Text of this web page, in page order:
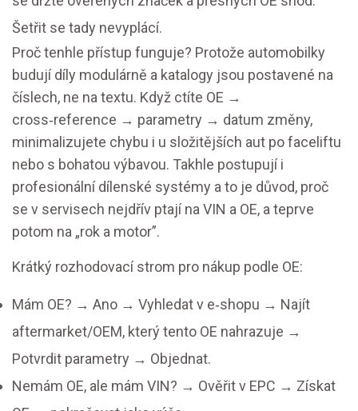
Šetřit se tady nevyplácí.
Proč tenhle přístup funguje? Protože automobilky
budují díly modulárně a katalogy jsou postavené na
číslech, ne na textu. Když ctíte OE →
cross‑reference → parametry → datum změny,
minimalizujete chybu i u složitějších aut po faceliftu
nebo s bohatou výbavou. Takhle postupují i
profesionální dílenské systémy a to je důvod, proč
se v servisech nejdřív ptají na VIN a OE, a teprve
potom na „rok a motor”.
Krátký rozhodovací strom pro nákup podle OE:
Mám OE? → Ano → Vyhledat v e‑shopu → Najít
aftermarket/OEM, který tento OE nahrazuje →
Potvrdit parametry → Objednat.
Nemám OE, ale mám VIN? → Ověřit v EPC → Získat